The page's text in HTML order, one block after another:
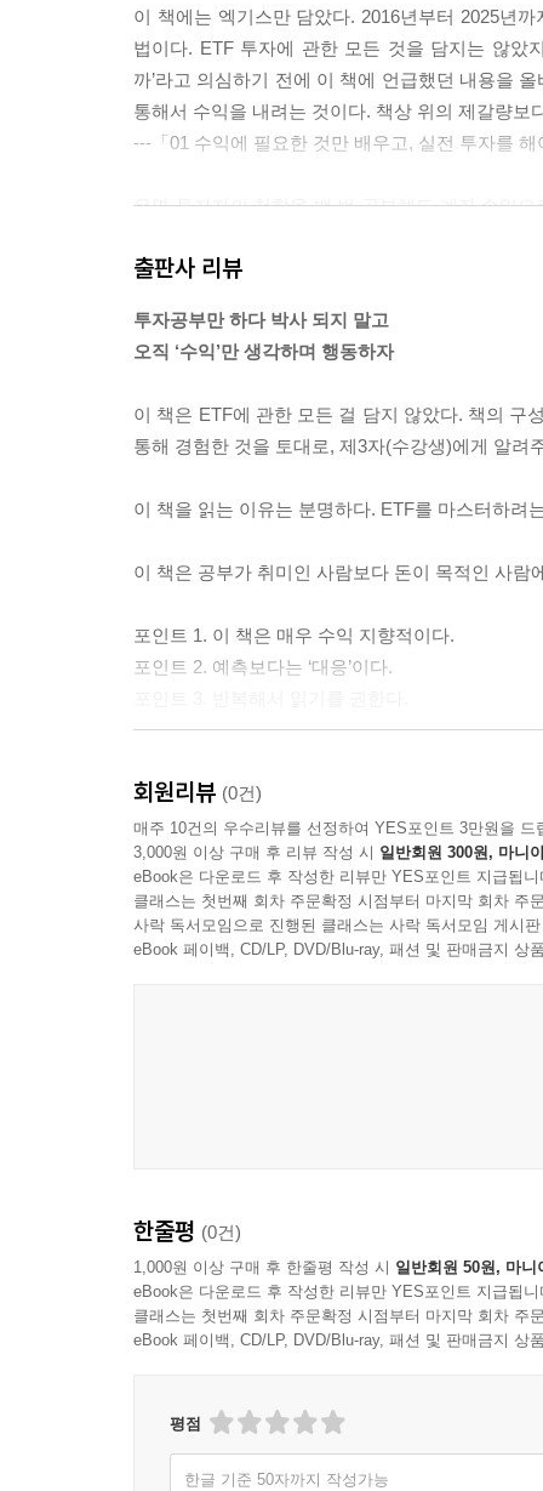
1 시가총액, 주가, 거래량
2 복기&투자노트
3 지지/저항선이 안 보인다면
4 20년 동안 제자리걸음인 코스피
5 지수차트 지지/저항 긋기
이 책에는 엑기스만 담았다. 2016년부터 2025년
법이다. ETF 투자에 관한 모든 것을 담지는 않았
까’라고 의심하기 전에 이 책에 언급했던 내용을
통해서 수익을 내려는 것이다. 책상 위의 제갈량
---「01 수익에 필요한 것만 배우고, 실전 투자를
유명 투자자의 철학을 백 번 공부해도 계좌 수익
기준은 멋진 글귀에서 나오는 게 아니다. 반복적
---「재테크 일타 윤타의 투자력 ‘워런 버핏의 책을
않는다. 흐름을 읽고, 가격을 해석하고, 돈의 움직
연결시키는 법’을 배우게 된다. 시장을 해석할 준
가족상이 있던 날도 빼놓지 않았다. 누군가에게
---「06 지수 ETF 매수시점 _언제 전쟁터에 진입할
---「11 3천만원 넘게 주식강의 듣고 깨달은 최고의 매도법
출판사 리뷰
투자공부만 하다 박사 되지 말고
오직 ‘수익’만 생각하며 행동하자
이 책은 ETF에 관한 모든 걸 담지 않았다. 책의 구
통해 경험한 것을 토대로, 제3자(수강생)에게 알려
이 책을 읽는 이유는 분명하다. ETF를 마스터하려
이 책은 공부가 취미인 사람보다 돈이 목적인 사람
포인트 1. 이 책은 매우 수익 지향적이다.
포인트 2. 예측보다는 ‘대응’이다.
· 주식에 관심이 있지만 선뜻 투자하기 겁나는 주식
· 수많은 종목을 하나하나 분석하기 어려운 바쁜 직
· ETF 투자를 어디서부터 시작해야 할지 모르는 사
· 직장, 육아로 인해 하루 딱 30분만 투자할 시간이
증권사의 수수료가 낮기 때문에 홍보가 부족했
또한 많이 늘었다. 이제, 재테크 좀 한다는 사람은
놓치지 말고, 쉽고 안정적으로 당장 해볼 수 있는
수익 내는 기술을 남한테 왜 알려줘?
회원리뷰 (0건)
매주 10건의 우수리뷰를 선정하여 YES포인트 3만원을 드
3,000원 이상 구매 후 리뷰 작성 시 일반회원 300원, 마니
eBook은 다운로드 후 작성한 리뷰만 YES포인트 지급됩니
클래스는 첫번째 회차 주문확정 시점부터 마지막 회차 주
사락 독서모임으로 진행된 클래스는 사락 독서모임 게시
eBook 페이백, CD/LP, DVD/Blu-ray, 패션 및 판매금지 상
한줄평 (0건)
1,000원 이상 구매 후 한줄평 작성 시 일반회원 50원, 마니
eBook은 다운로드 후 작성한 리뷰만 YES포인트 지급됩니
클래스는 첫번째 회차 주문확정 시점부터 마지막 회차 주
eBook 페이백, CD/LP, DVD/Blu-ray, 패션 및 판매금지 상
평점
한글 기준 50자까지 작성가능